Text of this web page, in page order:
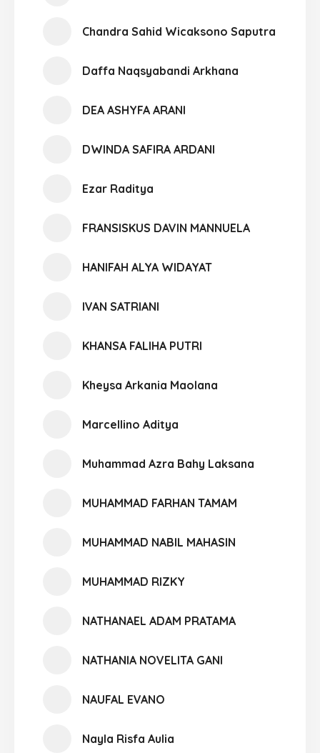
Chandra Sahid Wicaksono Saputra
Daffa Naqsyabandi Arkhana
DEA ASHYFA ARANI
DWINDA SAFIRA ARDANI
Ezar Raditya
FRANSISKUS DAVIN MANNUELA
HANIFAH ALYA WIDAYAT
IVAN SATRIANI
KHANSA FALIHA PUTRI
Kheysa Arkania Maolana
Marcellino Aditya
Muhammad Azra Bahy Laksana
MUHAMMAD FARHAN TAMAM
MUHAMMAD NABIL MAHASIN
MUHAMMAD RIZKY
NATHANAEL ADAM PRATAMA
NATHANIA NOVELITA GANI
NAUFAL EVANO
Nayla Risfa Aulia